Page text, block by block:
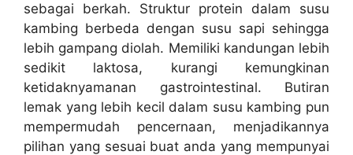
sebagai berkah. Struktur protein dalam susu
kambing berbeda dengan susu sapi sehingga
lebih gampang diolah. Memiliki kandungan lebih
sedikit laktosa, kurangi kemungkinan
ketidaknyamanan gastrointestinal. Butiran
lemak yang lebih kecil dalam susu kambing pun
mempermudah pencernaan, menjadikannya
pilihan yang sesuai buat anda yang mempunyai